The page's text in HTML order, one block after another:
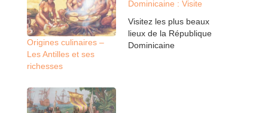
Origines culinaires –
Les Antilles et ses
richesses
Dominicaine : Visite
Visitez les plus beaux
lieux de la République
Dominicaine